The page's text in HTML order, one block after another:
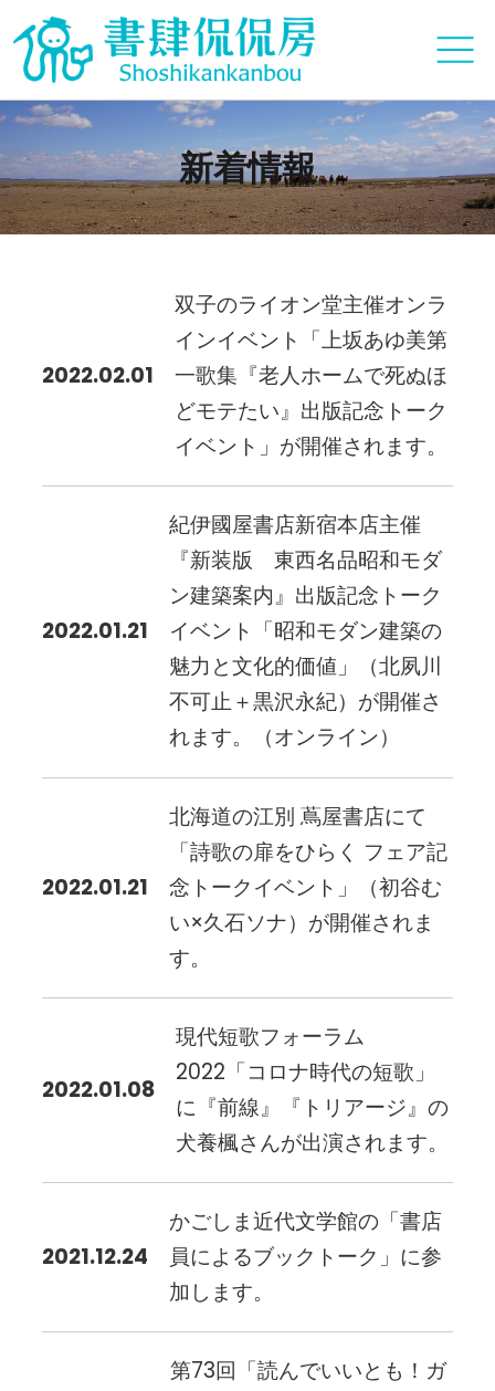
新着情報
2022.02.01
双子のライオン堂主催オンラ
インイベント「上坂あゆ美第
一歌集『老人ホームで死ぬほ
どモテたい』出版記念トーク
イベント」が開催されます。
2022.01.21
紀伊國屋書店新宿本店主催
『新装版 東西名品昭和モダ
ン建築案内』出版記念トーク
イベント「昭和モダン建築の
魅力と文化的価値」（北夙川
不可止＋黒沢永紀）が開催さ
れます。（オンライン）
2022.01.21
北海道の江別 蔦屋書店にて
「詩歌の扉をひらく フェア記
念トークイベント」（初谷む
い×久石ソナ）が開催されま
す。
2022.01.08
現代短歌フォーラム
2022「コロナ時代の短歌」
に『前線』『トリアージ』の
犬養楓さんが出演されます。
2021.12.24
かごしま近代文学館の「書店
員によるブックトーク」に参
加します。
第73回「読んでいいとも！ガ